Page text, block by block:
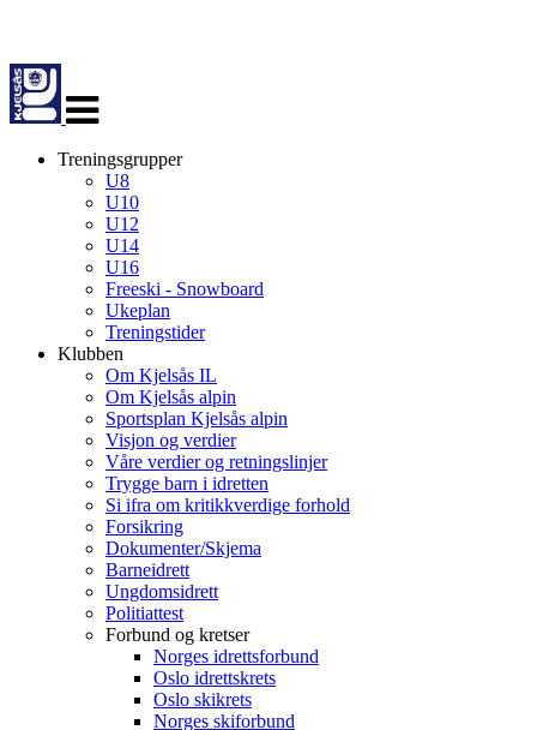
navigasjon
Treningsgrupper
U8
U10
U12
U14
U16
Freeski - Snowboard
Ukeplan
Treningstider
Klubben
Om Kjelsås IL
Om Kjelsås alpin
Sportsplan Kjelsås alpin
Visjon og verdier
Våre verdier og retningslinjer
Trygge barn i idretten
Si ifra om kritikkverdige forhold
Forsikring
Dokumenter/Skjema
Barneidrett
Ungdomsidrett
Politiattest
Forbund og kretser
Norges idrettsforbund
Oslo idrettskrets
Oslo skikrets
Norges skiforbund